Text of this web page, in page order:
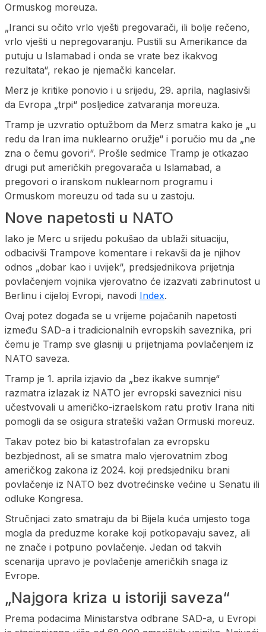
Ormuskog moreuza.
„Iranci su očito vrlo vješti pregovarači, ili bolje rečeno,
vrlo vješti u nepregovaranju. Pustili su Amerikance da
putuju u Islamabad i onda se vrate bez ikakvog
rezultata“, rekao je njemački kancelar.
Merz je kritike ponovio i u srijedu, 29. aprila, naglasivši
da Evropa „trpi“ posljedice zatvaranja moreuza.
Tramp je uzvratio optužbom da Merz smatra kako je „u
redu da Iran ima nuklearno oružje“ i poručio mu da „ne
zna o čemu govori“. Prošle sedmice Tramp je otkazao
drugi put američkih pregovarača u Islamabad, a
pregovori o iranskom nuklearnom programu i
Ormuskom moreuzu od tada su u zastoju.
Nove napetosti u NATO
Iako je Merc u srijedu pokušao da ublaži situaciju,
odbacivši Trampove komentare i rekavši da je njihov
odnos „dobar kao i uvijek“, predsjednikova prijetnja
povlačenjem vojnika vjerovatno će izazvati zabrinutost u
Berlinu i cijeloj Evropi, navodi Index.
Ovaj potez događa se u vrijeme pojačanih napetosti
između SAD-a i tradicionalnih evropskih saveznika, pri
čemu je Tramp sve glasniji u prijetnjama povlačenjem iz
NATO saveza.
Tramp je 1. aprila izjavio da „bez ikakve sumnje“
razmatra izlazak iz NATO jer evropski saveznici nisu
učestvovali u američko-izraelskom ratu protiv Irana niti
pomogli da se osigura strateški važan Ormuski moreuz.
Takav potez bio bi katastrofalan za evropsku
bezbjednost, ali se smatra malo vjerovatnim zbog
američkog zakona iz 2024. koji predsjedniku brani
povlačenje iz NATO bez dvotrećinske većine u Senatu ili
odluke Kongresa.
Stručnjaci zato smatraju da bi Bijela kuća umjesto toga
mogla da preduzme korake koji potkopavaju savez, ali
ne znače i potpuno povlačenje. Jedan od takvih
scenarija upravo je povlačenje američkih snaga iz
Evrope.
„Najgora kriza u istoriji saveza“
Prema podacima Ministarstva odbrane SAD-a, u Evropi